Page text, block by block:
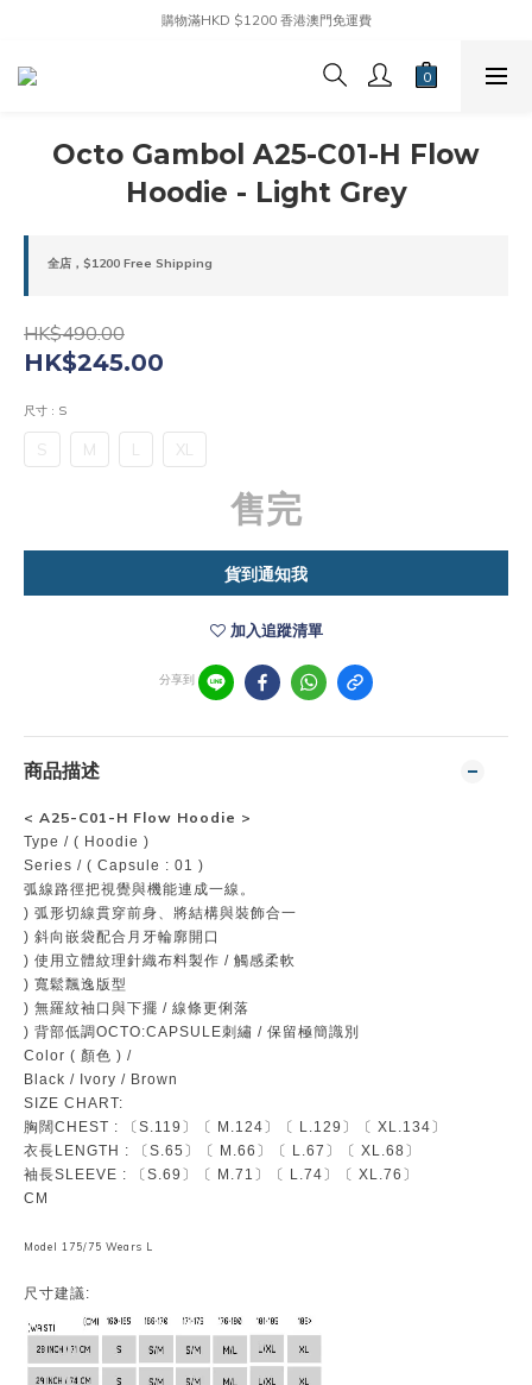
購物滿HKD $1200 香港澳門免運費
Octo Gambol A25-C01-H Flow
Hoodie - Light Grey
全店，$1200 Free Shipping
HK$490.00
HK$245.00
尺寸 : S
S M L XL
售完
貨到通知我
加入追蹤清單
分享到
商品描述
< A25-C01-H Flow Hoodie >
Type / ( Hoodie )
Series / ( Capsule : 01 )
弧線路徑把視覺與機能連成一線。
) 弧形切線貫穿前身、將結構與裝飾合一
) 斜向嵌袋配合月牙輪廓開口
) 使用立體紋理針織布料製作 / 觸感柔軟
) 寬鬆飄逸版型
) 無羅紋袖口與下擺 / 線條更俐落
) 背部低調OCTO:CAPSULE刺繡 / 保留極簡識別
Color ( 顏色 ) /
Black / Ivory / Brown
SIZE CHART:
胸闊CHEST : 〔S.119〕〔 M.124〕〔 L.129〕〔 XL.134〕
衣長LENGTH : 〔S.65〕〔 M.66〕〔 L.67〕〔 XL.68〕
袖長SLEEVE : 〔S.69〕〔 M.71〕〔 L.74〕〔 XL.76〕
CM
Model 175/75 Wears L
尺寸建議: